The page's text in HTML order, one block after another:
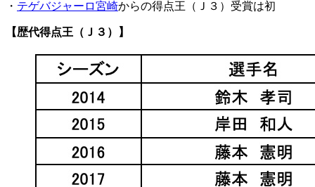
・ テゲバジャーロ宮崎からの得点王（Ｊ３）受賞は初
【歴代得点王（Ｊ３）】